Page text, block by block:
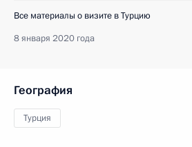
Все материалы о визите в Турцию
8 января 2020 года
География
Турция